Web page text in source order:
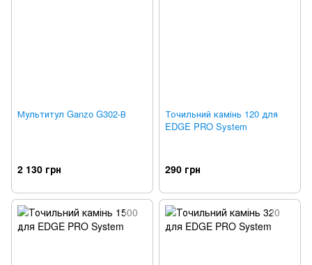
Мультитул Ganzo G302-В
2 130 грн
Точильний камінь 120 для
EDGE PRO System
290 грн